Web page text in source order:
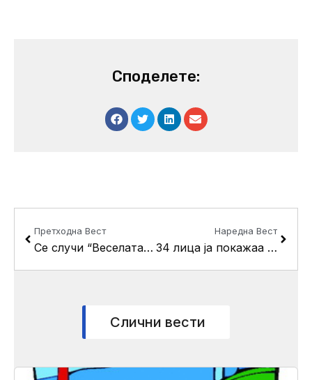
Споделете:
Претходна Вест
Се случи “Веселата Згода”
Наредна Вест
34 лица ја покажаа својата хуманост
Слични вести